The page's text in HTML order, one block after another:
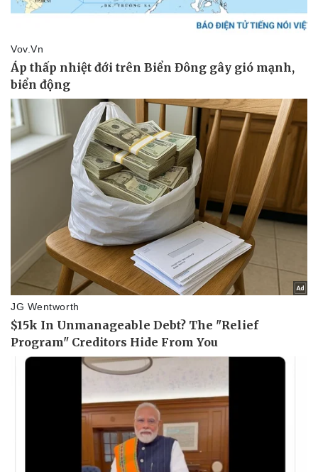
Quân sự - Quốc phòng
Vũ khí